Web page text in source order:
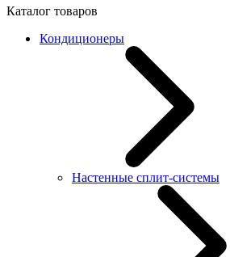
Каталог товаров
Кондиционеры
Настенные сплит-системы